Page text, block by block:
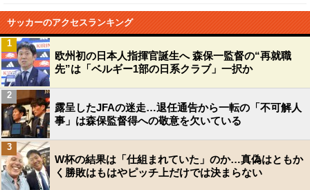
サッカーのアクセスランキング
欧州初の日本人指揮官誕生へ 森保一監督の“再就職
先”は「ベルギー1部の日系クラブ」一択か
1
露呈したJFAの迷走…退任通告から一転の「不可解人
事」は森保監督得への敬意を欠いている
2
W杯の結果は「仕組まれていた」のか…真偽はともか
く勝敗はもはやピッチ上だけでは決まらない
3